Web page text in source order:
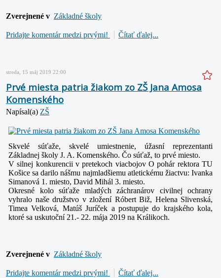
Zverejnené v Základné školy
Pridajte komentár medzi prvými! Čítať ďalej...
streda, 15 máj 2019 22:00
Prvé miesta patria žiakom zo ZŠ Jana Amosa
Komenského
Napísal(a) ZŠ
Skvelé súťaže, skvelé umiestnenie, úžasní reprezentanti
Základnej školy J. A. Komenského. Čo súťaž, to prvé miesto.
V silnej konkurencii v pretekoch viacbojov O pohár rektora TU
Košice sa darilo nášmu najmladšiemu atletickému žiactvu: Ivanka
Simanová 1. miesto, David Mihál 3. miesto.
Okresné kolo súťaže mladých záchranárov civilnej ochrany
vyhralo naše družstvo v zložení Róbert Biž, Helena Slivenská,
Timea Velková, Matúš Juríček a postupuje do krajského kola,
ktoré sa uskutoční 21.- 22. mája 2019 na Králikoch.
Zverejnené v Základné školy
Pridajte komentár medzi prvými! Čítať ďalej...